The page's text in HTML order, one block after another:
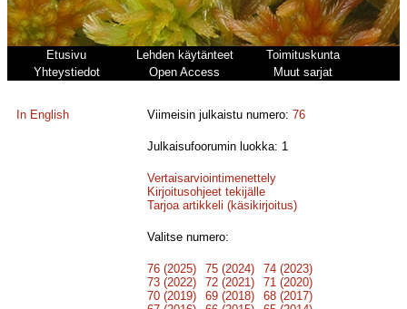
Etusivu Lehden käytänteet
Toimituskunta
Yhteystiedot
Open Access Muut sarjat
In English Viimeisin julkaistu numero:76
Julkaisufoorumin luokka: 1
Vertaisarviointimenettely
Kirjoitusohjeet tekijälle
Tarjoa artikkeli (käsikirjoitus)
Valitse numero:
76 (2025) 75 (2024)
74 (2023)
73 (2022)
72 (2021)
71 (2020)
70 (2019)
69 (2018)
68 (2017)